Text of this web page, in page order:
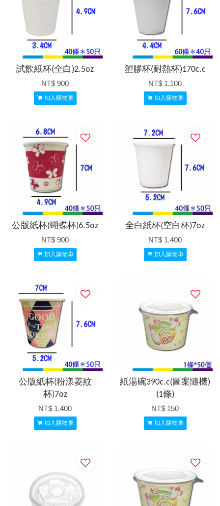
試飲紙杯(全白)2.5oz
NT$ 900
加入購物車
塑膠杯(耐熱杯)170c.c
NT$ 1,100
加入購物車
公版紙杯(蝴蝶杯)6.5oz
NT$ 900
加入購物車
全白紙杯(空白杯)7oz
NT$ 1,400
加入購物車
公版紙杯(粉漾菱紋
杯)7oz
NT$ 1,400
加入購物車
紙湯碗390c.c(圖案隨機)
(1條)
NT$ 150
加入購物車